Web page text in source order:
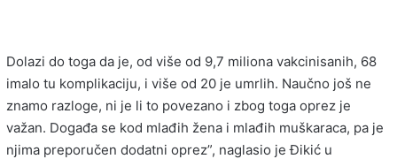
Dolazi do toga da je, od više od 9,7 miliona vakcinisanih, 68
imalo tu komplikaciju, i više od 20 je umrlih. Naučno još ne
znamo razloge, ni je li to povezano i zbog toga oprez je
važan. Događa se kod mlađih žena i mlađih muškaraca, pa je
njima preporučen dodatni oprez”, naglasio je Đikić u